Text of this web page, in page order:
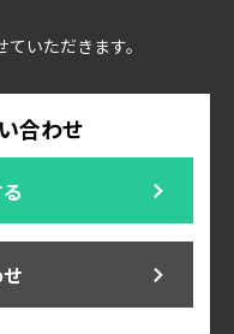
いただきます。
合わせ